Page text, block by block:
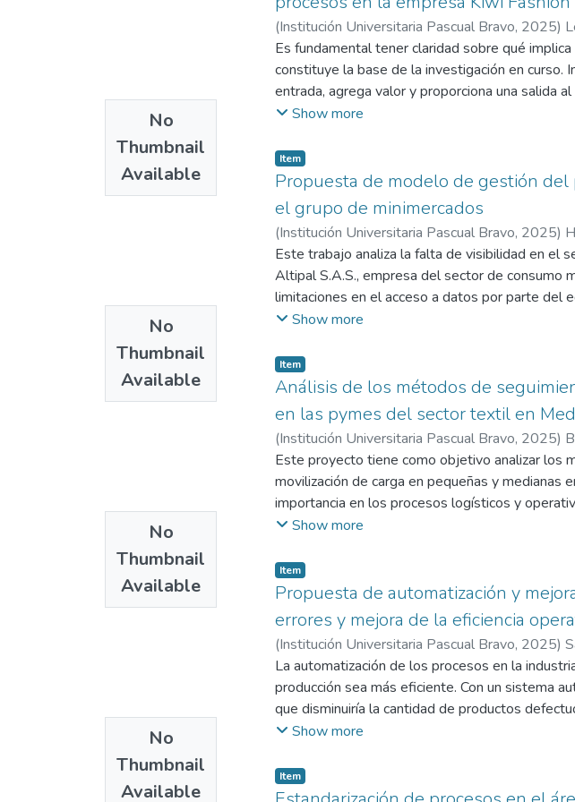
consiste en la implementación de una línea de
al tanque de almacenamiento, eliminando así,
generan costos, riesgos y tiempos muertos.
No
Thumbnail
Available
(Institución Universitaria Pascual Bravo, 2025)
Aguirre Cuervo, Jhon Edward; Deossa Quintero,
Es fundamental tener claridad sobre qué
constituye la base de la investigación en curso.
entrada, agrega valor y proporciona una salida
concretos. Y solo es posible alcanzar esa
que se obtenga repetitividad, previsibilidad y
sistema de estandarización de procesos que
direccionamiento productivo. (Cabanillas, 2023).
Existen muchos enfoques como Lean
su productividad y competitividad en el
recursos disponibles, la reducción en los
satisfacción del cliente, generando beneficios
Show more
No
Thumbnail
Available
Item
Propuesta de modelo de gestión del
el grupo de minimercados
(Institución Universitaria Pascual Bravo, 2025)
Wilfran
Este trabajo analiza la falta de visibilidad en el
Altipal S.A.S., empresa del sector de consumo
limitaciones en el acceso a datos por parte del
sistemas ERP/WMS. Como propuesta, se
solución para centralizar y actualizar la
las tasas de devolución varían según la
comerciales. Los resultados subrayan la
eficiencia operativa y la percepción del cliente.
Show more
No
Thumbnail
Available
Item
Análisis de los métodos de
en las pymes del sector textil en
(Institución Universitaria Pascual Bravo, 2025)
Este proyecto tiene como objetivo analizar los
movilización de carga en pequeñas y medianas
importancia en los procesos logísticos y
como montacargas, estibadores y apiladores y
mantenimiento ni monitoreo técnico. Se empleó
cualitativas y cuantitativas a través de
Los resultados obtenidos evidencian que la
la escasa implementación de tecnologías
innecesarios y mayores costos operativos. En
en la estandarización de procedimientos, el uso
capacitación continua y la incorporación
estado y rendimiento de los equipos. Estas
inversiones económicas, lo cual las convierte
Show more
No
Thumbnail
Available
Item
Propuesta de automatización y
errores y mejora de la eficiencia
(Institución Universitaria Pascual Bravo, 2025)
Ramírez, Gilmar Andrés;Gil Jaramillo, Wilfran
La automatización de los procesos en la
producción sea más eficiente. Con un sistema
que disminuiría la cantidad de productos
solo nos haría más competitivos en el mercado,
de producción, lo que aumentaría nuestra
demanda del mercado. Además, al
Show more
Item